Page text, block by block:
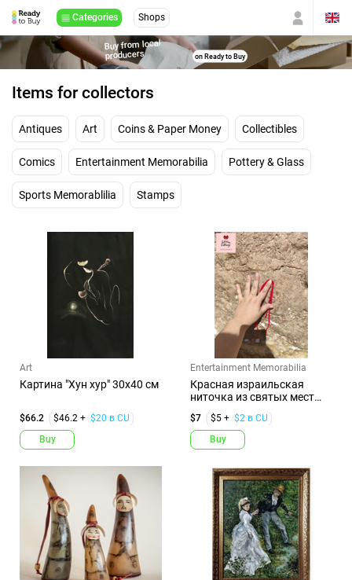
Categories Shops
Buy from local
producers on Ready to Buy
Items for collectors
Antiques Art Coins & Paper Money Collectibles
Comics Entertainment Memorabilia Pottery & Glass
Sports Memorablilia Stamps
Art
Картина "Хун хур" 30х40 см
$66.2 $46.2 + $20 в CU
Buy
Entertainment Memorabilia
Красная израильская
ниточка из святых мест
$7 $5 + $2 в CU
Buy